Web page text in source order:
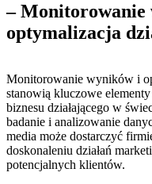
– Monitorowanie
optymalizacja
Monitorowanie wyników i⁣
⁤stanowią kluczowe
biznesu działającego ⁣w
badanie i analizowanie
media może dostarczyć
doskonaleniu działań
potencjalnych klientów.